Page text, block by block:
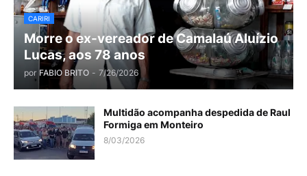
CARIRI
Morre o ex-vereador de Camalaú Aluízio
Lucas, aos 78 anos
por FABIO BRITO - 7/26/2026
Multidão acompanha despedida de Raul
Formiga em Monteiro
8/03/2026